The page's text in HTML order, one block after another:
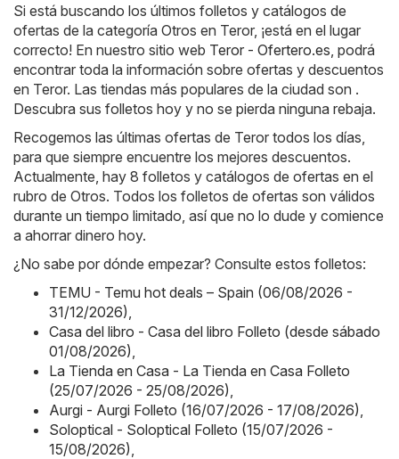
Si está buscando los últimos folletos y catálogos de
ofertas de la categoría Otros en Teror, ¡está en el lugar
correcto! En nuestro sitio web Teror - Ofertero.es , podrá
encontrar toda la información sobre ofertas y descuentos
en Teror. Las tiendas más populares de la ciudad son .
Descubra sus folletos hoy y no se pierda ninguna rebaja.
Recogemos las últimas ofertas de Teror todos los días,
para que siempre encuentre los mejores descuentos.
Actualmente, hay 8 folletos y catálogos de ofertas en el
rubro de Otros. Todos los folletos de ofertas son válidos
durante un tiempo limitado, así que no lo dude y comience
a ahorrar dinero hoy.
¿No sabe por dónde empezar? Consulte estos folletos:
TEMU - Temu hot deals – Spain (06/08/2026 -
31/12/2026)
Casa del libro - Casa del libro Folleto (desde sábado
01/08/2026)
La Tienda en Casa - La Tienda en Casa Folleto
(25/07/2026 - 25/08/2026)
Aurgi - Aurgi Folleto (16/07/2026 - 17/08/2026)
Soloptical - Soloptical Folleto (15/07/2026 -
15/08/2026)